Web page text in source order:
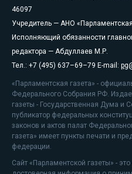
46097
Учредитель — АНО «Парламентская
Исполняющий обязанности
редактора — Абдуллаев М.Р.
Тел.: +7 (495) 637–69–79 E-mail:
«Парламентская газета» -
Федерального Собрания РФ.
газеты - Государственная Дума
публикатор федеральных
законов и актов палат
газета» имеет пункты печати и
федерации.
Сайт «Парламентской газеты» -